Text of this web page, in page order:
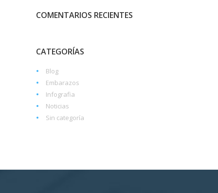
COMENTARIOS RECIENTES
CATEGORÍAS
Blog
Embarazos
Infografia
Noticias
Sin categoría